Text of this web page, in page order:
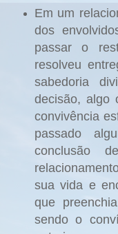
Em um
dos
passar o
resolveu
sabedoria
decisão, algo
convivência
passado
conclusão
sua vida e
que
sendo o